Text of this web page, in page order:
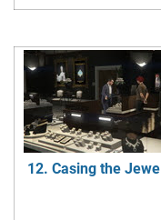
12. Casing the